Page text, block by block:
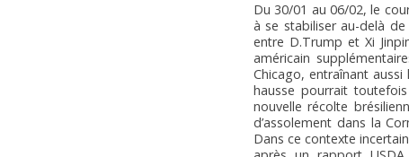
Du 30/01 au 06/02, le
à se stabiliser au-delà
entre D.Trump et Xi
américain
Chicago, entraînant
hausse pourrait
nouvelle récolte
d’assolement dans la
Dans ce contexte